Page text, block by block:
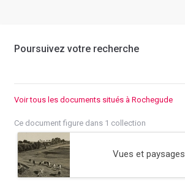
Poursuivez votre recherche
Voir tous les documents situés à Rochegude
Ce document figure dans 1 collection
Vues et paysages